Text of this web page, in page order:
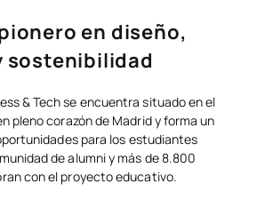
en diseño,
sostenibilidad
& Tech se encuentra situado en el
pleno corazón de Madrid y forma un
para los estudiantes
de alumni y más de 8.800
con el proyecto educativo.